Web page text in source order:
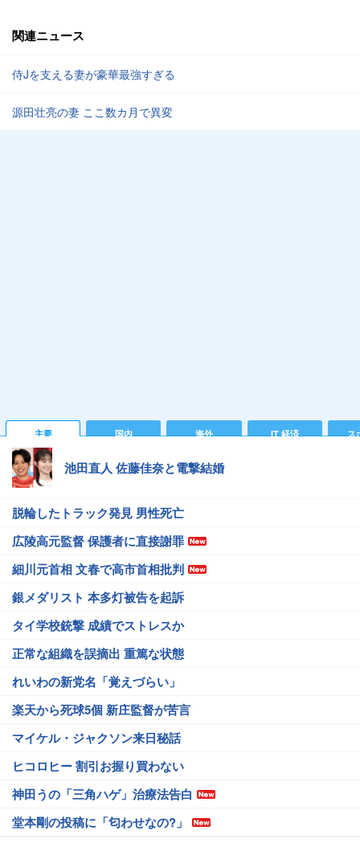
関連ニュース
侍Jを支える妻が豪華最強すぎる
源田壮亮の妻 ここ数カ月で異変
主要 国内 海外 IT 経済 ス
池田直人 佐藤佳奈と電撃結婚
脱輪したトラック発見 男性死亡
広陵高元監督 保護者に直接謝罪
細川元首相 文春で高市首相批判
銀メダリスト 本多灯被告を起訴
タイ学校銃撃 成績でストレスか
正常な組織を誤摘出 重篤な状態
れいわの新党名「覚えづらい」
楽天から死球5個 新庄監督が苦言
マイケル・ジャクソン来日秘話
ヒコロヒー 割引お握り買わない
神田うの「三角ハゲ」治療法告白
堂本剛の投稿に「匂わせなの?」